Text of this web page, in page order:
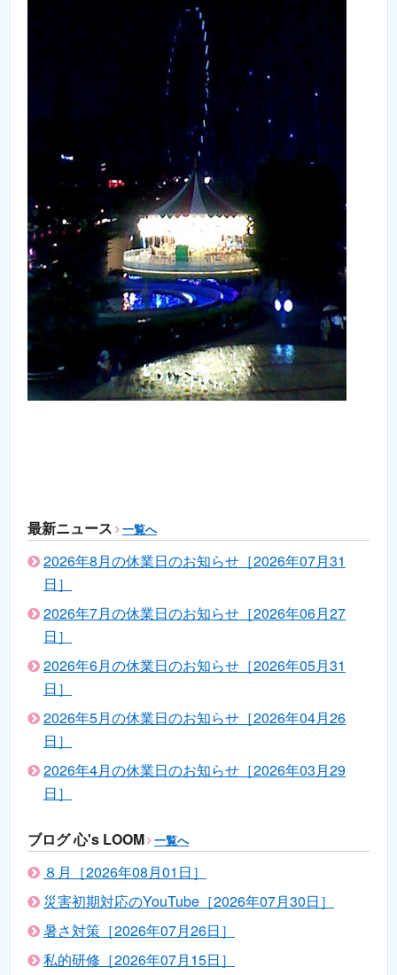
最新ニュース 一覧へ
2026年8月の休業日のお知らせ［2026年07月31
日］
2026年7月の休業日のお知らせ［2026年06月27
日］
2026年6月の休業日のお知らせ［2026年05月31
日］
2026年5月の休業日のお知らせ［2026年04月26
日］
2026年4月の休業日のお知らせ［2026年03月29
日］
ブログ 心's LOOM 一覧へ
８月［2026年08月01日］
災害初期対応のYouTube［2026年07月30日］
暑さ対策［2026年07月26日］
私的研修［2026年07月15日］